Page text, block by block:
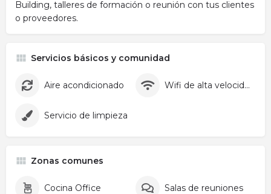
Building, talleres de formación o reunión con tus clientes
o proveedores.
Servicios básicos y comunidad
Aire acondicionado Wifi de alta velocidad
Servicio de limpieza
Zonas comunes
Cocina Office Salas de reuniones